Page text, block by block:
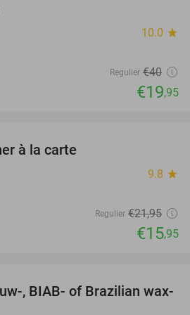
10.0 star
Regulier €40
€19,95
à la carte
9.8 star
Regulier €21,95
€15,95
56%
, BIAB- of Brazilian wax-